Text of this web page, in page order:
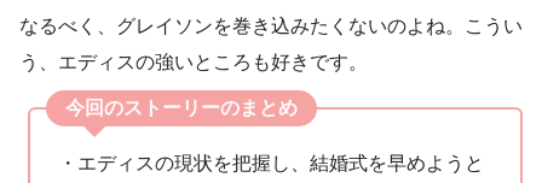
なるべく、グレイソンを巻き込みたくないのよね。こうい
う、エディスの強いところも好きです。
今回のストーリーのまとめ
・エディスの現状を把握し、結婚式を早めようと